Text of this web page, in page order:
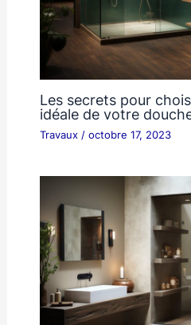
Les secrets pour
idéale de votre
Travaux/ octobre 17, 2023